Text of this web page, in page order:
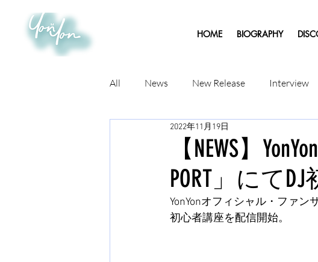
HOME BIOGRAPHY
All News New Release Interview
【NEWS】
PORT」にて
2022年11月19日
YonYonオフィシャル・ファン
初心者講座を配信開始。